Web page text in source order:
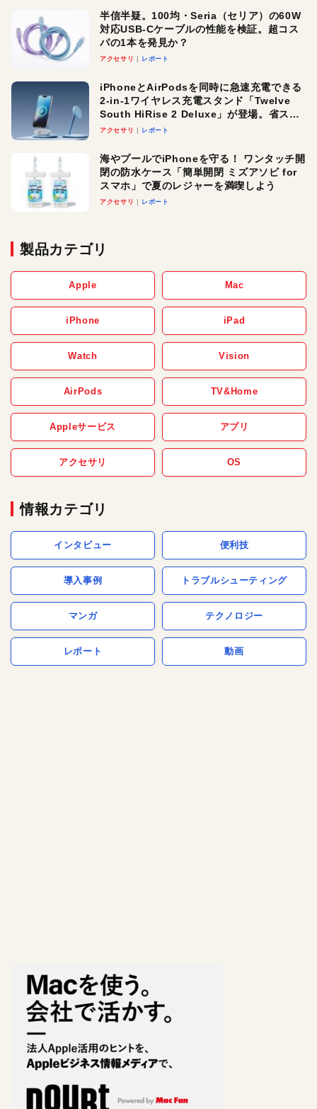
半信半疑。100均・Seria（セリア）の60W
対応USB-Cケーブルの性能を検証。超コス
パの1本を発見か？
アクセサリ レポート
iPhoneとAirPodsを同時に急速充電できる
2-in-1ワイヤレス充電スタンド「Twelve
South HiRise 2 Deluxe」が登場。省スペ
ースでおしゃれに充電したい人にオスス
アクセサリ レポート
海やプールでiPhoneを守る！ ワンタッチ開
閉の防水ケース「簡単開閉 ミズアソビ for
スマホ」で夏のレジャーを満喫しよう
アクセサリ レポート
製品カテゴリ
Apple Mac
iPhone iPad
Watch Vision
AirPods TV&Home
Appleサービス アプリ
アクセサリ OS
情報カテゴリ
インタビュー 便利技
導入事例 トラブルシューティング
マンガ テクノロジー
レポート 動画